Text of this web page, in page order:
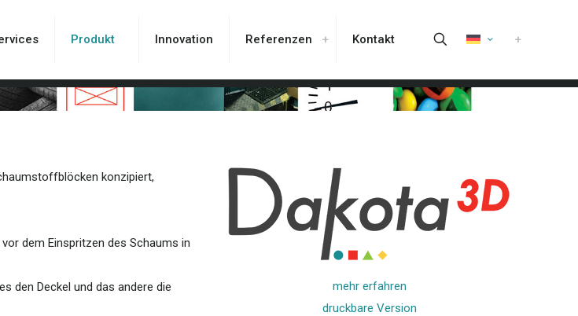
Produkt Innovation Referenzen Kontakt
konzipiert,
dem Einspritzen des Schaums in
den Deckel und das andere die
mehr erfahren
druckbare Version